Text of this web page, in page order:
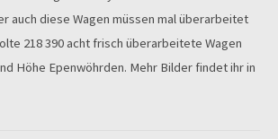
auch diese Wagen müssen mal überarbeitet
218 390 acht frisch überarbeitete Wagen
Höhe Epenwöhrden. Mehr Bilder findet ihr in